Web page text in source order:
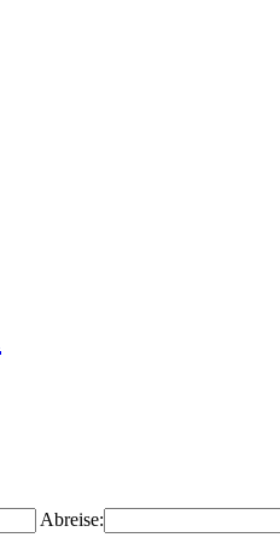
Abreise: